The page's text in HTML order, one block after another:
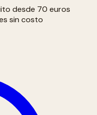
desde 70 euros
sin costo